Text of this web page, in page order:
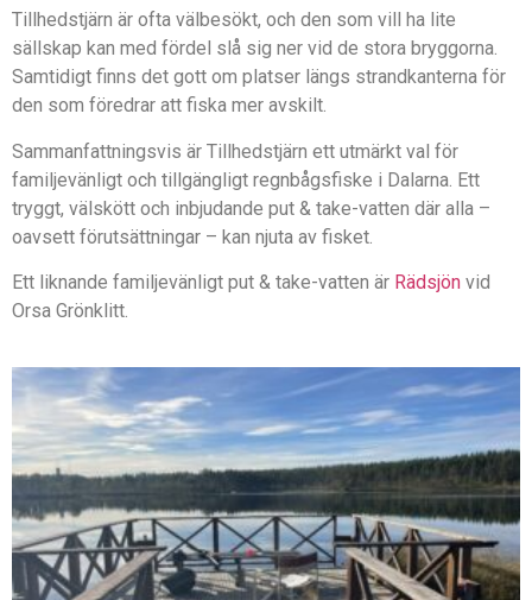
Tillhedstjärn är ofta välbesökt, och den som vill ha lite
sällskap kan med fördel slå sig ner vid de stora bryggorna.
Samtidigt finns det gott om platser längs strandkanterna för
den som föredrar att fiska mer avskilt.
Sammanfattningsvis är Tillhedstjärn ett utmärkt val för
familjevänligt och tillgängligt regnbågsfiske i Dalarna. Ett
tryggt, välskött och inbjudande put & take-vatten där alla –
oavsett förutsättningar – kan njuta av fisket.
Ett liknande familjevänligt put & take-vatten är Rädsjön vid
Orsa Grönklitt.